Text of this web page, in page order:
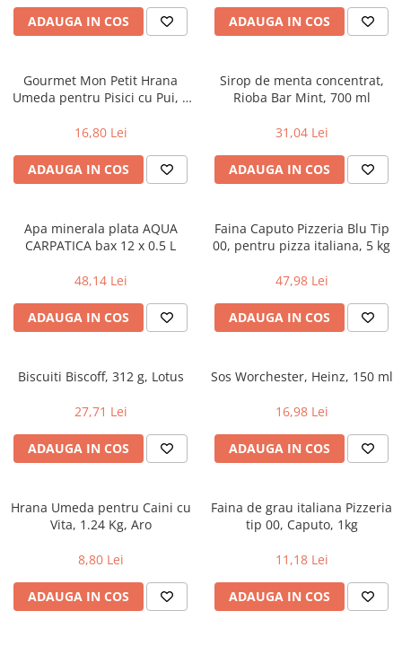
incaltaminte
Baterii, acumulatori si
incarcatoare
ADAUGA IN COS ADAUGA IN COS
Gourmet Mon Petit Hrana
Umeda pentru Pisici cu Pui, 6
16,80 Lei
ADAUGA IN COS
Sirop de menta concentrat,
Rioba Bar Mint, 700 ml
31,04 Lei
ADAUGA IN COS
Apa minerala plata AQUA
CARPATICA bax 12 x 0.5 L
48,14 Lei
ADAUGA IN COS
Faina Caputo Pizzeria Blu Tip
00, pentru pizza italiana, 5 kg
47,98 Lei
ADAUGA IN COS
Biscuiti Biscoff, 312 g, Lotus
27,71 Lei
ADAUGA IN COS
Sos Worchester, Heinz, 150 ml
16,98 Lei
ADAUGA IN COS
Hrana Umeda pentru Caini cu
Vita, 1.24 Kg, Aro
8,80 Lei
ADAUGA IN COS
Faina de grau italiana Pizzeria
tip 00, Caputo, 1kg
11,18 Lei
ADAUGA IN COS